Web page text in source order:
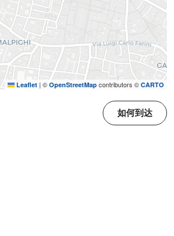
进行，同时进行科学
提供丰富的教学活
心、抵抗运动历史研
代社会研究中心、国家
- Bologna una
e le memorie del '900
Leaflet | © OpenStreetMapcontributors © CARTO
如何到达